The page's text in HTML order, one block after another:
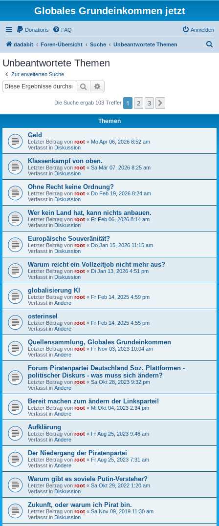
Globales Grundeinkommen jetzt
Donations FAQ Anmelden
dadabit Foren-Übersicht Suche Unbeantwortete Themen
Unbeantwortete Themen
Zur erweiterten Suche
Suche
Die Suche ergab 103 Treffer 1 2 3
Themen
Geld
Letzter Beitrag von root « Mo Apr 06, 2026 8:52 am
Verfasst in Diskussion
Klassenkampf von oben.
Letzter Beitrag von root « Sa Mär 07, 2026 8:25 am
Verfasst in Diskussion
Ohne Recht keine Ordnung?
Letzter Beitrag von root « Do Feb 19, 2026 8:24 am
Verfasst in Diskussion
Wer kein Land hat, kann nichts anbauen.
Letzter Beitrag von root « Fr Feb 06, 2026 8:14 am
Verfasst in Diskussion
Europäische Souveränität?
Letzter Beitrag von root « Do Jan 15, 2026 11:15 am
Verfasst in Diskussion
Warum reicht ein Vollzeitjob nicht mehr aus?
Letzter Beitrag von root « Di Jan 13, 2026 4:51 pm
Verfasst in Diskussion
globalisierung KI
Letzter Beitrag von root « Fr Feb 14, 2025 4:59 pm
Verfasst in Andere
osterinsel
Letzter Beitrag von root « Fr Feb 14, 2025 4:55 pm
Verfasst in Andere
Quellensammlung, Globales Grundeinkommen
Letzter Beitrag von root « Fr Nov 03, 2023 10:04 am
Verfasst in Andere
Forum Piratenpartei Deutschland Soz. Plattformen -
politischer Diskurs - was muss sich ändern?
Letzter Beitrag von root « Sa Okt 28, 2023 9:32 pm
Verfasst in Andere
Bereit machen zum ändern der Linkspartei!
Letzter Beitrag von root « Mi Okt 04, 2023 2:34 pm
Verfasst in Andere
Aufklärung
Letzter Beitrag von root « Fr Aug 25, 2023 9:46 am
Verfasst in Andere
Der Niedergang der Piratenpartei
Letzter Beitrag von root « Fr Aug 25, 2023 7:31 am
Verfasst in Andere
Warum gibt es soviele Putin-Versteher?
Letzter Beitrag von root « Sa Okt 29, 2022 1:20 am
Verfasst in Diskussion
Zukunft, oder warum ich Pirat bin.
Letzter Beitrag von root « Sa Nov 09, 2019 11:30 am
Verfasst in Diskussion